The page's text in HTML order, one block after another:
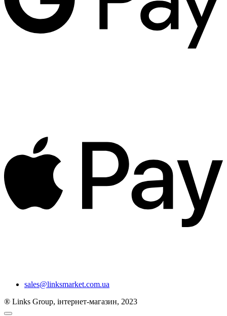
sales@linksmarket.com.ua
® Links Group, інтернет-магазин, 2023